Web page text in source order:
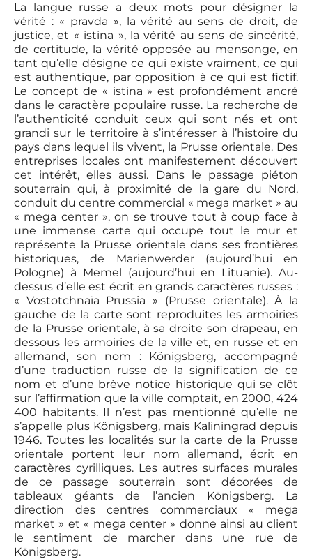
La langue russe a deux mots pour désigner la
vérité : « pravda », la vérité au sens de droit, de
justice, et « istina », la vérité au sens de sincérité,
de certitude, la vérité opposée au mensonge, en
tant qu’elle désigne ce qui existe vraiment, ce qui
est authentique, par opposition à ce qui est fictif.
Le concept de « istina » est profondément ancré
dans le caractère populaire russe. La recherche de
l’authenticité conduit ceux qui sont nés et ont
grandi sur le territoire à s’intéresser à l’histoire du
pays dans lequel ils vivent, la Prusse orientale. Des
entreprises locales ont manifestement découvert
cet intérêt, elles aussi. Dans le passage piéton
souterrain qui, à proximité de la gare du Nord,
conduit du centre commercial « mega market » au
« mega center », on se trouve tout à coup face à
une immense carte qui occupe tout le mur et
représente la Prusse orientale dans ses frontières
historiques, de Marienwerder (aujourd’hui en
Pologne) à Memel (aujourd’hui en Lituanie). Au-
dessus d’elle est écrit en grands caractères russes :
« Vostotchnaïa Prussia » (Prusse orientale). À la
gauche de la carte sont reproduites les armoiries
de la Prusse orientale, à sa droite son drapeau, en
dessous les armoiries de la ville et, en russe et en
allemand, son nom : Königsberg, accompagné
d’une traduction russe de la signification de ce
nom et d’une brève notice historique qui se clôt
sur l’affirmation que la ville comptait, en 2000, 424
400 habitants. Il n’est pas mentionné qu’elle ne
s’appelle plus Königsberg, mais Kaliningrad depuis
1946. Toutes les localités sur la carte de la Prusse
orientale portent leur nom allemand, écrit en
caractères cyrilliques. Les autres surfaces murales
de ce passage souterrain sont décorées de
tableaux géants de l’ancien Königsberg. La
direction des centres commerciaux « mega
market » et « mega center » donne ainsi au client
le sentiment de marcher dans une rue de
Königsberg.